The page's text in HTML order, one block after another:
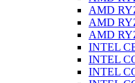
AMD
AMD
AMD
INTEL
INTEL
INTEL